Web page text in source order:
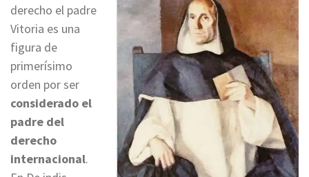
derecho el padre
Vitoria es una
figura de
primerísimo
orden por ser
considerado el
padre del
derecho
internacional.